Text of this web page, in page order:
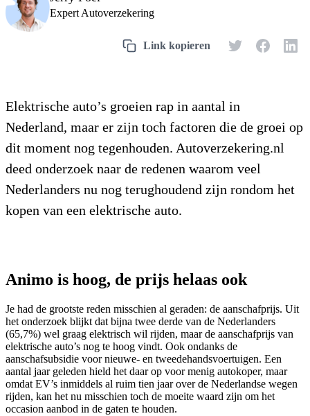
Expert Autoverzekering
Elektrische auto’s groeien rap in aantal in
Nederland, maar er zijn toch factoren die de groei op
dit moment nog tegenhouden. Autoverzekering.nl
deed onderzoek naar de redenen waarom veel
Nederlanders nu nog terughoudend zijn rondom het
kopen van een elektrische auto.
Animo is hoog, de prijs helaas ook
Je had de grootste reden misschien al geraden: de aanschafprijs. Uit
het onderzoek blijkt dat bijna twee derde van de Nederlanders
(65,7%) wel graag elektrisch wil rijden, maar de aanschafprijs van
elektrische auto’s nog te hoog vindt. Ook ondanks de
aanschafsubsidie voor nieuwe- en tweedehandsvoertuigen. Een
aantal jaar geleden hield het daar op voor menig autokoper, maar
omdat EV’s inmiddels al ruim tien jaar over de Nederlandse wegen
rijden, kan het nu misschien toch de moeite waard zijn om het
occasion aanbod in de gaten te houden.